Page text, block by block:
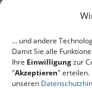
... und andere
Damit Sie alle
Ihre Einwilligungzur
"Akzeptieren" erteilen.
unseren
DRESDEN •
BERLIN •